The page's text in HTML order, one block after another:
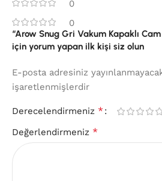
0
0
“Arow Snug Gri Vakum Kapaklı
için yorum yapan ilk kişi siz olun
E-posta adresiniz
işaretlenmişlerdir
Derecelendirmeniz *
Değerlendirmeniz *